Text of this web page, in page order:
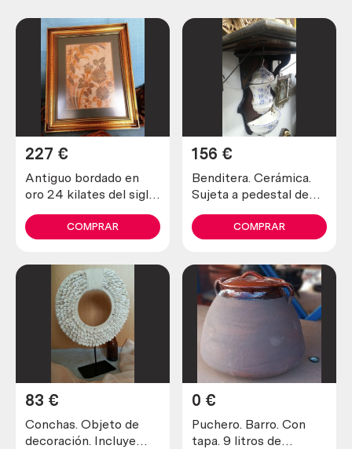
Antiguo bordado en
oro 24 kilates del siglo
227 €
COMPRAR
Benditera. Cerámica.
Sujeta a pedestal de
156 €
COMPRAR
Conchas. Objeto de
decoración. Incluye
83 €
Puchero. Barro. Con
tapa. 9 litros de
0 €